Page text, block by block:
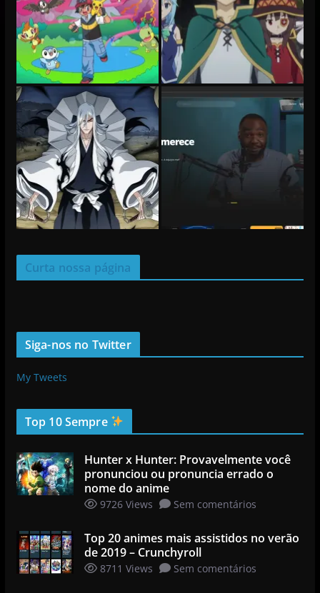
Curta nossa página
Siga-nos no Twitter
My Tweets
Top 10 Sempre
Hunter x Hunter: Provavelmente você
pronunciou ou pronuncia errado o
nome do anime
9726 Views Sem comentários
Top 20 animes mais assistidos no verão
de 2019 – Crunchyroll
8711 Views Sem comentários